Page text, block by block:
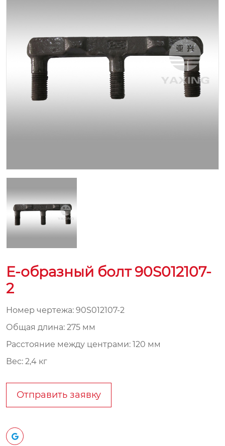
E-образный болт 90S012107-
2
Номер чертежа: 90S012107-2
Общая длина: 275 мм
Расстояние между центрами: 120 мм
Вес: 2,4 кг
Отправить заявку